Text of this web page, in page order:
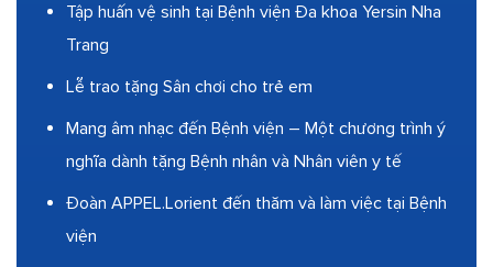
Tập huấn vệ sinh tại Bệnh viện Đa khoa Yersin Nha
Trang
Lễ trao tặng Sân chơi cho trẻ em
Mang âm nhạc đến Bệnh viện – Một chương trình ý
nghĩa dành tặng Bệnh nhân và Nhân viên y tế
Đoàn APPEL.Lorient đến thăm và làm việc tại Bệnh
viện